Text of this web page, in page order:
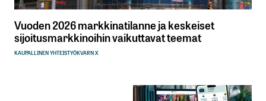
Vuoden 2026 markkinatilanne ja keskeiset
sijoitusmarkkinoihin vaikuttavat teemat
KAUPALLINEN YHTEISTYÖKVARN X